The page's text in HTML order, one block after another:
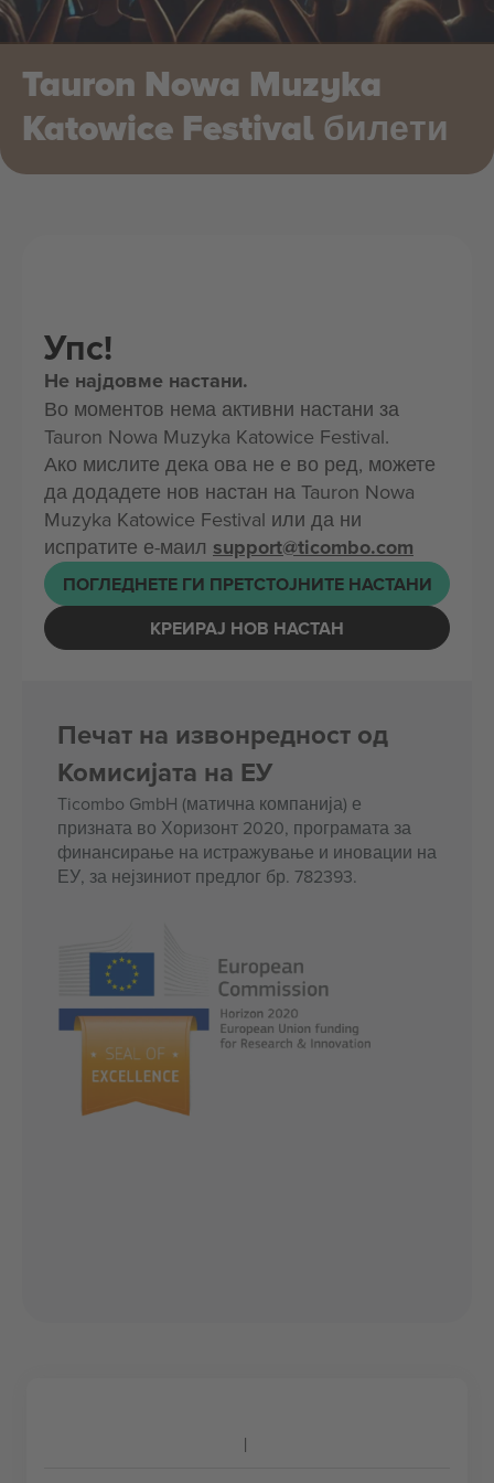
Tauron Nowa Muzyka
Katowice Festival билети
Упс!
Не најдовме настани.
Во моментов нема активни настани за
Tauron Nowa Muzyka Katowice Festival.
Ако мислите дека ова не е во ред, можете
да додадете нов настан на Tauron Nowa
Muzyka Katowice Festival или да ни
испратите е-маил support@ticombo.com
ПОГЛЕДНЕТЕ ГИ ПРЕТСТОЈНИТЕ НАСТАНИ
КРЕИРАЈ НОВ НАСТАН
Печат на извонредност од
Комисијата на ЕУ
Ticombo GmbH (матична компанија) е
призната во Хоризонт 2020, програмата за
финансирање на истражување и иновации на
ЕУ, за нејзиниот предлог бр. 782393.